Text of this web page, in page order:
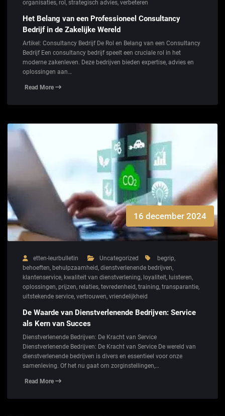
organisaties, rol , strategisch advies, verbeteren
Het Belang van een Professioneel Consultancy
Bedrijf in de Zakelijke Wereld
Artikel: Consultancy Bedrijf De Rol en Belang van een Consultancy
Bedrijf Een consultancy bedrijf speelt een cruciale rol in het
moderne zakenleven. Deze bedrijven bieden expertise, advies en
oplossingen aan…
Read More
16 december 2024
etten-leurbulletin Uncategorized begrip,
behoeften, behulpzaamheid, dienstverlenende bedrijven,
klantenservice, kwaliteit van dienstverlening, loyaliteit, luisteren,
oplossingen, prijzen, relaties, tevredenheid, training, transparantie,
uitstekende service, vertrouwen, vriendelijkheid
De Waarde van Dienstverlenende Bedrijven: Service
als Kern van Succes
Dienstverlenende Bedrijven: De Kracht van Service
Dienstverlenende Bedrijven: De Kracht van Service De wereld van
dienstverlenende bedrijven is divers en essentieel voor onze
samenleving. Of het nu gaat om zorginstellingen,…
Read More